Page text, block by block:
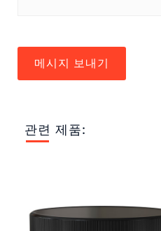
메시지 보내기
관련 제품: